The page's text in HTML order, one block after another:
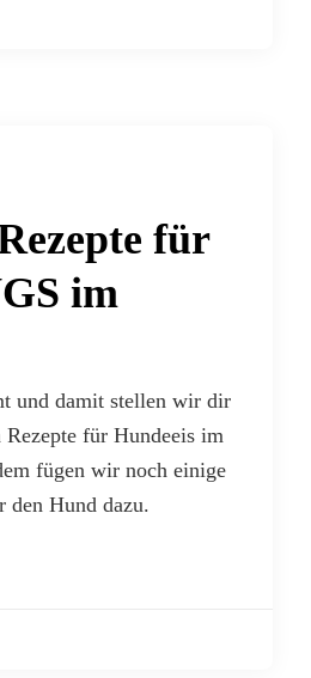
für
im
und damit stellen wir dir
Rezepte für Hundeeis im
fügen wir noch einige
den Hund dazu.